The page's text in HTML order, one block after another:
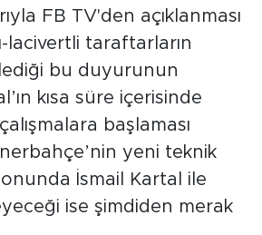
FB TV'den açıklanması
lacivertli taraftarların
bu duyurunun
kısa süre içerisinde
başlaması
yeni teknik
İsmail Kartal ile
ise şimdiden merak